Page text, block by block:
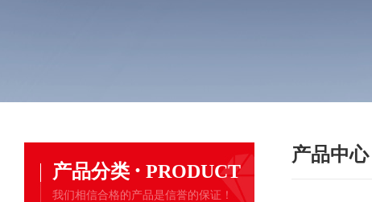
产品分类 · PRODUCT
我们相信合格的产品是信誉的保证！
产品中心